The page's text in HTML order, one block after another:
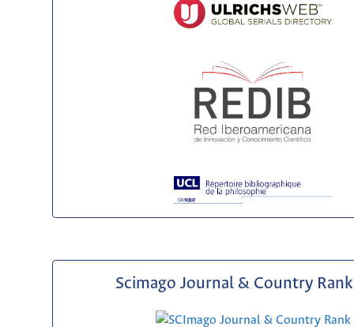
Scimago Journal & Country Rank